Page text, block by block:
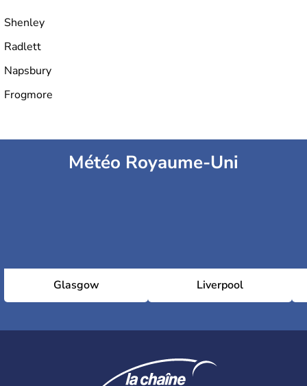
Shenley
Radlett
Napsbury
Frogmore
Météo Royaume-Uni
Glasgow Liverpool